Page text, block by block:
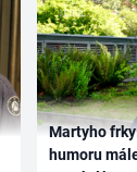
Martyho
humoru